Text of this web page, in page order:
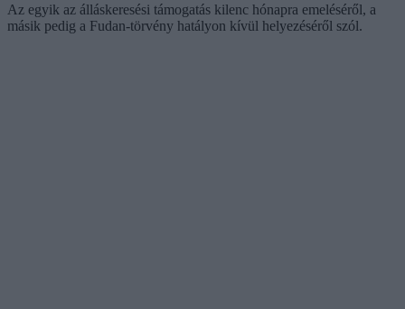
Az egyik az álláskeresési támogatás kilenc hónapra emeléséről, a
másik pedig a Fudan-törvény hatályon kívül helyezéséről szól.